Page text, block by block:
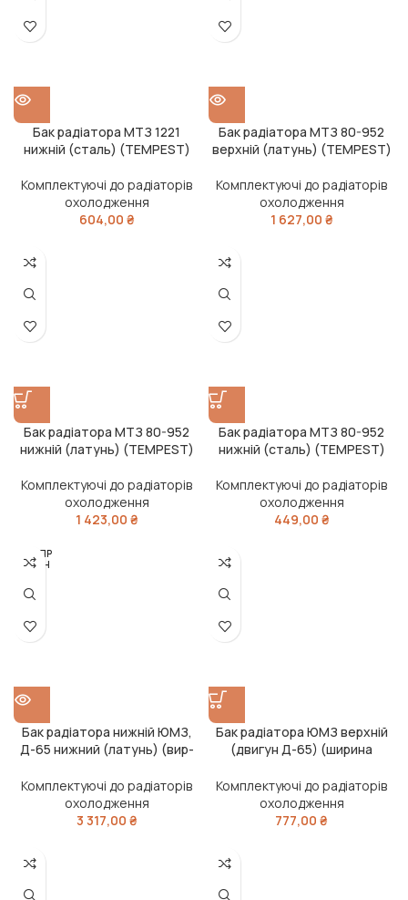
Бак радіатора МТЗ 1221
нижній (сталь) (TEMPEST)
Комплектуючі до радіаторів
охолодження
604,00 ₴
Бак радіатора МТЗ 80-952
верхній (латунь) (TEMPEST)
Комплектуючі до радіаторів
охолодження
1 627,00 ₴
Бак радіатора МТЗ 80-952
нижній (латунь) (TEMPEST)
Комплектуючі до радіаторів
охолодження
1 423,00 ₴
Бак радіатора МТЗ 80-952
нижній (сталь) (TEMPEST)
Комплектуючі до радіаторів
охолодження
449,00 ₴
РОЗПР
ОДАН
Бак радіатора нижній ЮМЗ,
Д-65 нижний (латунь) (вир-
Комплектуючі до радіаторів
охолодження
3 317,00 ₴
Бак радіатора ЮМЗ верхній
(двигун Д-65) (ширина
Комплектуючі до радіаторів
охолодження
777,00 ₴